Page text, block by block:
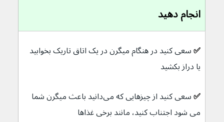
انجام دهید
✅ سعی کنید در هنگام میگرن در یک اتاق تاریک بخوابید
یا دراز بکشید
✅
سعی کنید از چیزهایی که می‌دانید باعث میگرن شما
می شود اجتناب کنید، مانند برخی غذاها